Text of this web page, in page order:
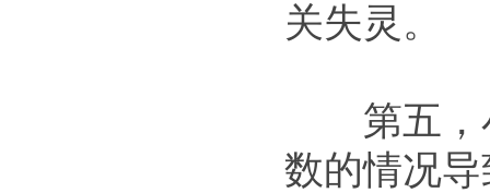
关失灵。
第五，小
数的情况